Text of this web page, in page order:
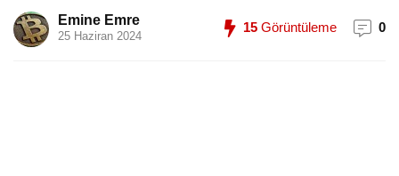
Emine Emre
25 Haziran 2024
15 Görüntüleme 0